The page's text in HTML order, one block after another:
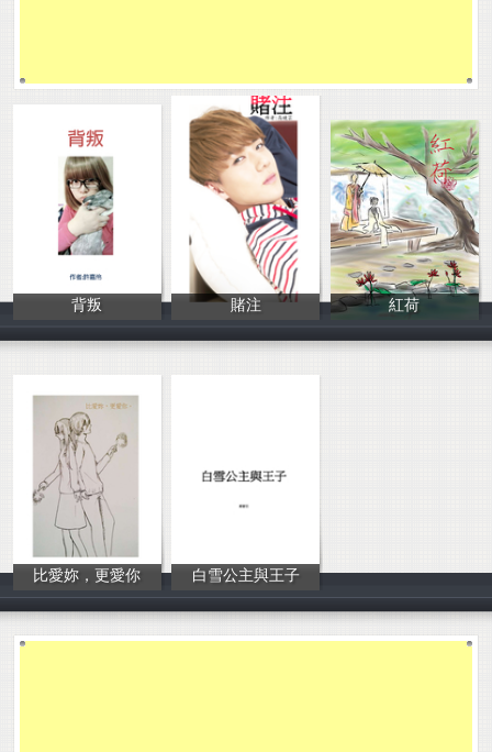
背叛
賭注
紅荷
比愛妳，更愛你
陳冠庭
白雪公主與王子
鄭宭羽